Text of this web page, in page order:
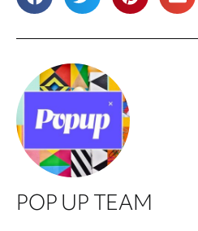
POP UP TEAM